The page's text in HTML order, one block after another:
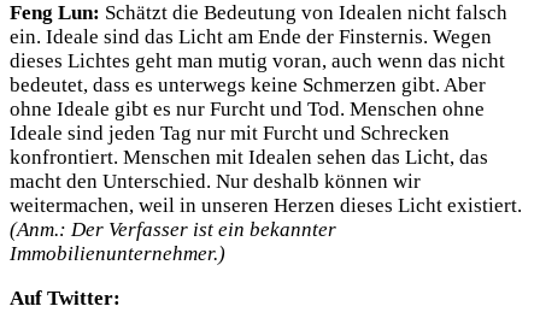
Feng Lun: Schätzt die Bedeutung von Idealen nicht falsch
ein. Ideale sind das Licht am Ende der Finsternis. Wegen
dieses Lichtes geht man mutig voran, auch wenn das nicht
bedeutet, dass es unterwegs keine Schmerzen gibt. Aber
ohne Ideale gibt es nur Furcht und Tod. Menschen ohne
Ideale sind jeden Tag nur mit Furcht und Schrecken
konfrontiert. Menschen mit Idealen sehen das Licht, das
macht den Unterschied. Nur deshalb können wir
weitermachen, weil in unseren Herzen dieses Licht existiert.
(Anm.: Der Verfasser ist ein bekannter
Immobilienunternehmer.)
Auf Twitter: